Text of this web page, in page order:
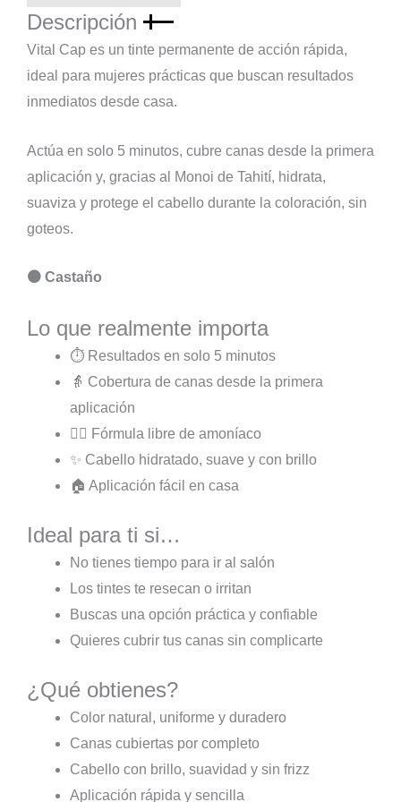
X
24
Unidades
cantidad
Descripción
Vital Cap es un tinte permanente de acción rápida,
ideal para mujeres prácticas que buscan resultados
inmediatos desde casa.
Actúa en solo 5 minutos, cubre canas desde la primera
aplicación y, gracias al Monoi de Tahití, hidrata,
suaviza y protege el cabello durante la coloración, sin
goteos.
🟤 Castaño
Lo que realmente importa
⏱ Resultados en solo 5 minutos
👵 Cobertura de canas desde la primera
aplicación
💆‍♀️ Fórmula libre de amoníaco
✨ Cabello hidratado, suave y con brillo
🏠 Aplicación fácil en casa
Ideal para ti si…
No tienes tiempo para ir al salón
Los tintes te resecan o irritan
Buscas una opción práctica y confiable
Quieres cubrir tus canas sin complicarte
¿Qué obtienes?
Color natural, uniforme y duradero
Canas cubiertas por completo
Cabello con brillo, suavidad y sin frizz
Aplicación rápida y sencilla